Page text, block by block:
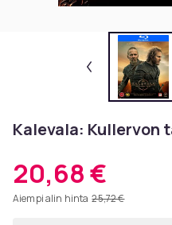
Kalevala: Kullervon
20,68 €
Aiempi alin hinta 25,72 €